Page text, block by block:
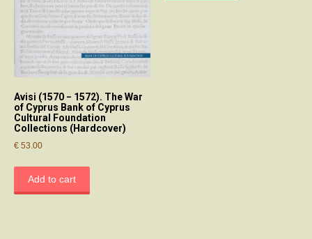
Avisi (1570 − 1572). The War
of Cyprus Bank of Cyprus
Cultural Foundation
Collections (Hardcover)
€ 53.00
Add to cart